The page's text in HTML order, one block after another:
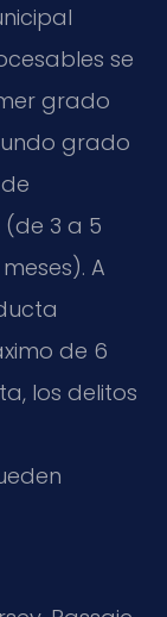
se
grado
grado
3 a 5
A
de 6
los delitos